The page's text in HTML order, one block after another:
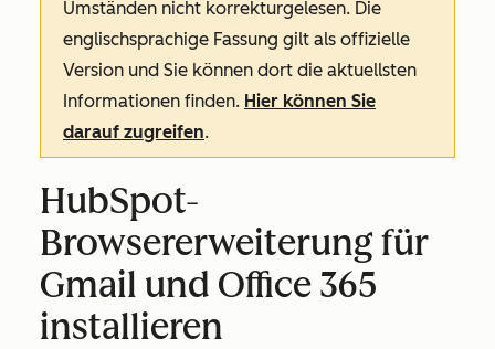
Umständen nicht korrekturgelesen. Die
englischsprachige Fassung gilt als offizielle
Version und Sie können dort die aktuellsten
Informationen finden. Hier können Sie
darauf zugreifen.
HubSpot-
Browsererweiterung für
Gmail und Office 365
installieren